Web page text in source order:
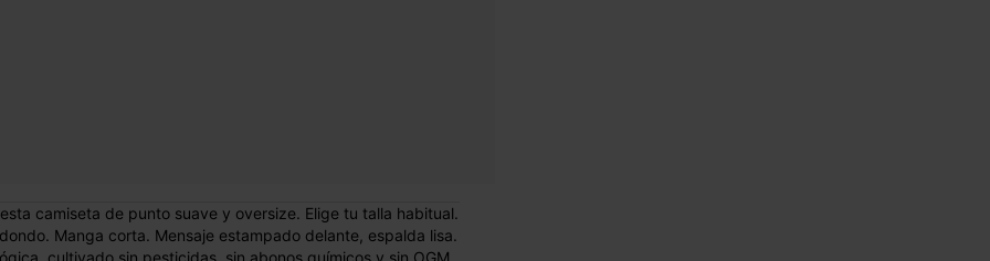
camiseta de punto suave y oversize. Elige tu talla habitual.
Manga corta. Mensaje estampado delante, espalda lisa.